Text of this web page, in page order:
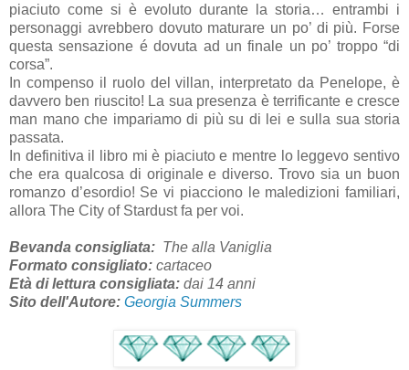
piaciuto come si è evoluto durante la storia… entrambi i
personaggi avrebbero dovuto maturare un po’ di più. Forse
questa sensazione é dovuta ad un finale un po’ troppo “di
corsa”.
In compenso il ruolo del villan, interpretato da Penelope, è
davvero ben riuscito! La sua presenza è terrificante e cresce
man mano che impariamo di più su di lei e sulla sua storia
passata.
In definitiva il libro mi è piaciuto e mentre lo leggevo sentivo
che era qualcosa di originale e diverso. Trovo sia un buon
romanzo d’esordio! Se vi piacciono le maledizioni familiari,
allora The City of Stardust fa per voi.
Bevanda consigliata: The alla Vaniglia
Formato consigliato: cartaceo
Età di lettura consigliata: dai 14 anni
Sito dell'Autore: Georgia Summers